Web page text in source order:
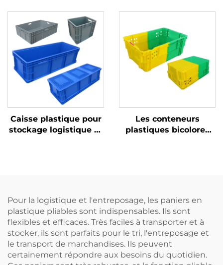
pour une logistique et
un stockage efficaces.
Caisse plastique pour
stockage logistique et
Les conteneurs
plastiques bicolores
Pour la logistique et l'entreposage, les paniers en
plastique pliables sont indispensables. Ils sont
flexibles et efficaces. Très faciles à transporter et à
stocker, ils sont parfaits pour le tri, l'entreposage et
le transport de marchandises. Ils peuvent
certainement répondre aux besoins du quotidien.